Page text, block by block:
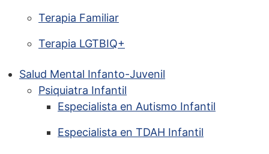
Terapia Familiar
Terapia LGTBIQ+
Salud Mental Infanto-Juvenil
Psiquiatra Infantil
Especialista en Autismo Infantil
Especialista en TDAH Infantil